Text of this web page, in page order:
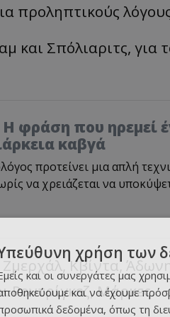
προληπτικούς
και Σπόλιαριτς, για
φράση που ηρεμεί
καβγά
προτείνει μια απλή
να χρειάζεται να
Κβίντα,
Ροντρίγκεζ, Μάρκες.
χρήση των
και οι συνεργάτες μας
και να έχουμε
δεδομένα, όπως τη